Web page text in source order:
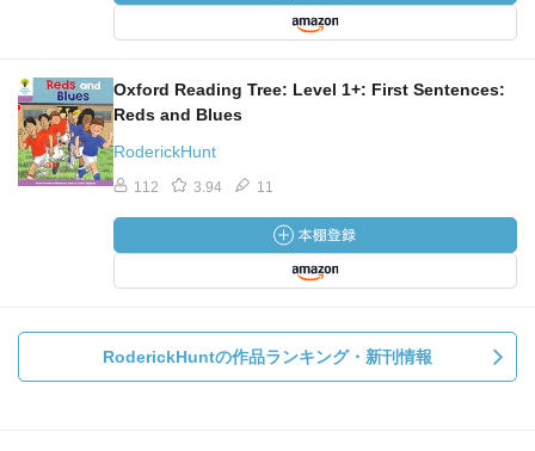
Oxford Reading Tree: Level 1+: First Sentences:
Reds and Blues
RoderickHunt
112 3.94 11
RoderickHuntの作品ランキング・新刊情報